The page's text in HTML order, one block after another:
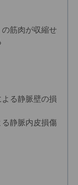
筋肉が収縮せ
よる静脈壁の損
る静脈内皮損傷